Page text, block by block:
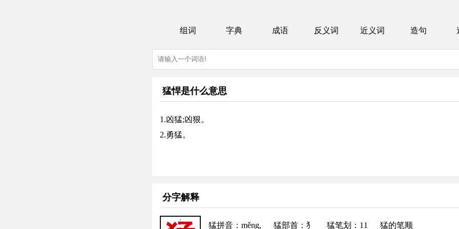
组词 字典 成语 反义词 近义词 造句
猛悍是什么意思
1.凶猛;凶狠。
2.勇猛。
分字解释
猛拼音 ：měng, 猛部首 ：犭 猛笔划：11 猛的笔顺